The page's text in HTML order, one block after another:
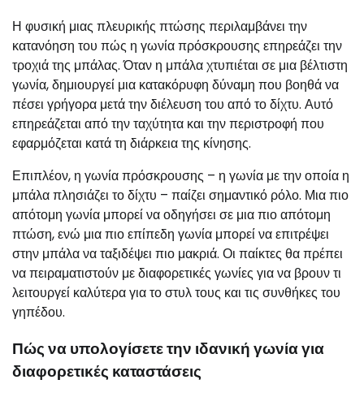
Η φυσική μιας πλευρικής πτώσης περιλαμβάνει την
κατανόηση του πώς η γωνία πρόσκρουσης επηρεάζει την
τροχιά της μπάλας. Όταν η μπάλα χτυπιέται σε μια βέλτιστη
γωνία, δημιουργεί μια κατακόρυφη δύναμη που βοηθά να
πέσει γρήγορα μετά την διέλευση του από το δίχτυ. Αυτό
επηρεάζεται από την ταχύτητα και την περιστροφή που
εφαρμόζεται κατά τη διάρκεια της κίνησης.
Επιπλέον, η γωνία πρόσκρουσης – η γωνία με την οποία η
μπάλα πλησιάζει το δίχτυ – παίζει σημαντικό ρόλο. Μια πιο
απότομη γωνία μπορεί να οδηγήσει σε μια πιο απότομη
πτώση, ενώ μια πιο επίπεδη γωνία μπορεί να επιτρέψει
στην μπάλα να ταξιδέψει πιο μακριά. Οι παίκτες θα πρέπει
να πειραματιστούν με διαφορετικές γωνίες για να βρουν τι
λειτουργεί καλύτερα για το στυλ τους και τις συνθήκες του
γηπέδου.
Πώς να υπολογίσετε την ιδανική γωνία για
διαφορετικές καταστάσεις